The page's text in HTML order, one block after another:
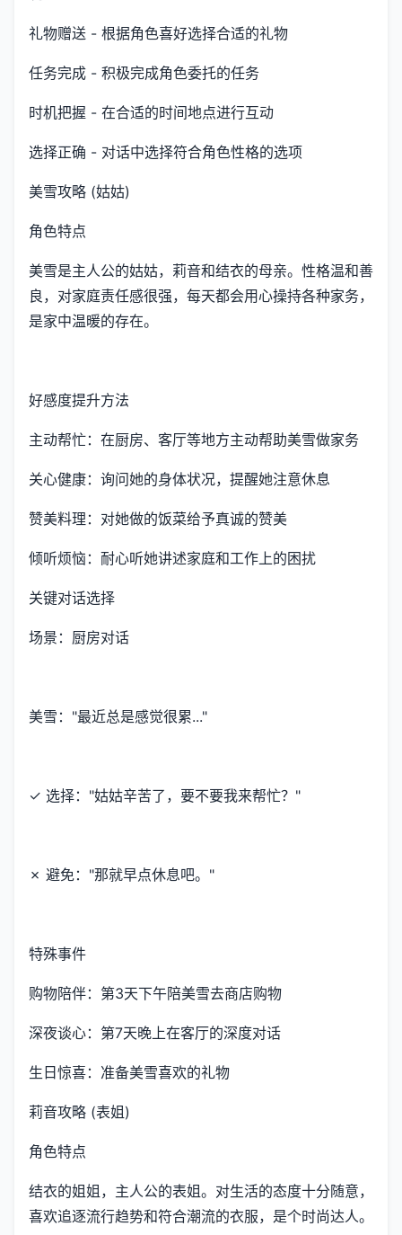
礼物赠送 - 根据角色喜好选择合适的礼物
任务完成 - 积极完成角色委托的任务
时机把握 - 在合适的时间地点进行互动
选择正确 - 对话中选择符合角色性格的选项
美雪攻略 (姑姑)
角色特点
美雪是主人公的姑姑，莉音和结衣的母亲。性格温和善
良，对家庭责任感很强，每天都会用心操持各种家务，
是家中温暖的存在。
好感度提升方法
主动帮忙：在厨房、客厅等地方主动帮助美雪做家务
关心健康：询问她的身体状况，提醒她注意休息
赞美料理：对她做的饭菜给予真诚的赞美
倾听烦恼：耐心听她讲述家庭和工作上的困扰
关键对话选择
场景：厨房对话
美雪："最近总是感觉很累..."
✓ 选择："姑姑辛苦了，要不要我来帮忙？"
✗ 避免："那就早点休息吧。"
特殊事件
购物陪伴：第3天下午陪美雪去商店购物
深夜谈心：第7天晚上在客厅的深度对话
生日惊喜：准备美雪喜欢的礼物
莉音攻略 (表姐)
角色特点
结衣的姐姐，主人公的表姐。对生活的态度十分随意，
喜欢追逐流行趋势和符合潮流的衣服，是个时尚达人。